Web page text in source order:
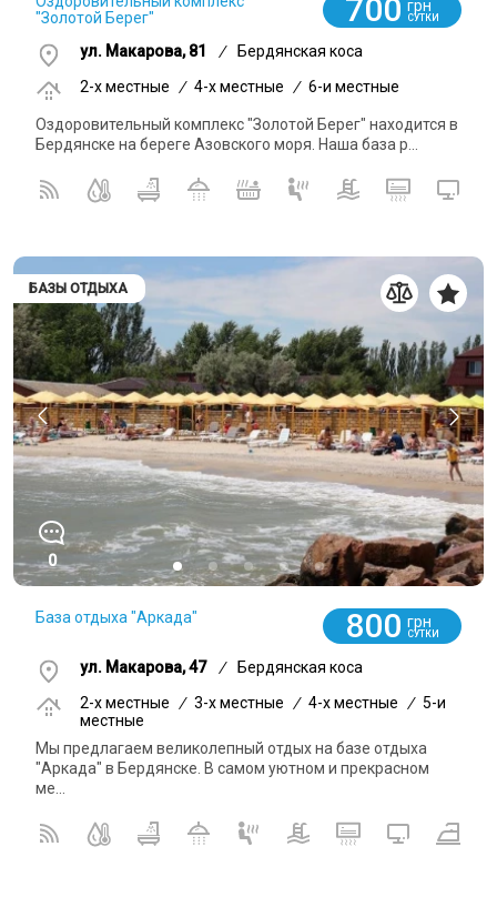
"Золотой Берег"
700 грн
СУТКИ
ул. Макарова, 81 /
Бердянская коса
2-x местные
/ 4-x местные / 6-и местные
Оздоровительный комплекс "Золотой Берег" находится в
Бердянске на береге Азовского моря. Наша база р...
БАЗЫ ОТДЫХА
0
База отдыха "Аркада" 800 грн
СУТКИ
ул. Макарова, 47 /
Бердянская коса
2-x местные
/ 3-x местные / 4-x местные / 5-и
местные
Мы предлагаем великолепный отдых на базе отдыха
"Аркада" в Бердянске. В самом уютном и прекрасном
ме...